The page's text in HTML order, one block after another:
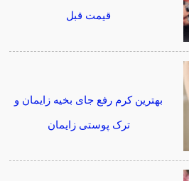
قیمت قبل
بهترین کرم رفع جای بخیه زایمان و
ترک پوستی زایمان